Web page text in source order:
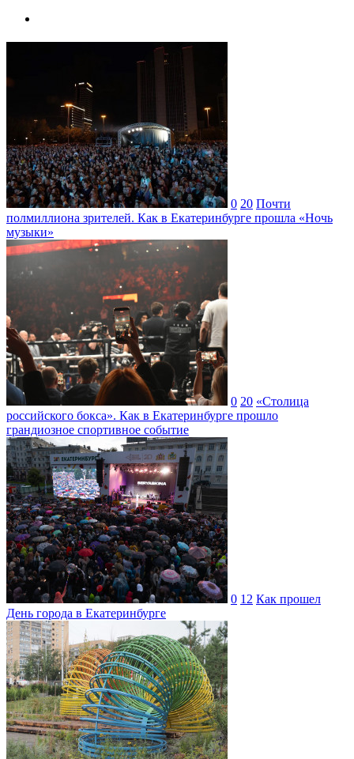
0 20 Почти
полмиллиона зрителей. Как в Екатеринбурге прошла «Ночь
музыки»
0 20 «Столица
российского бокса». Как в Екатеринбурге прошло
грандиозное спортивное событие
0 12 Как прошел
День города в Екатеринбурге